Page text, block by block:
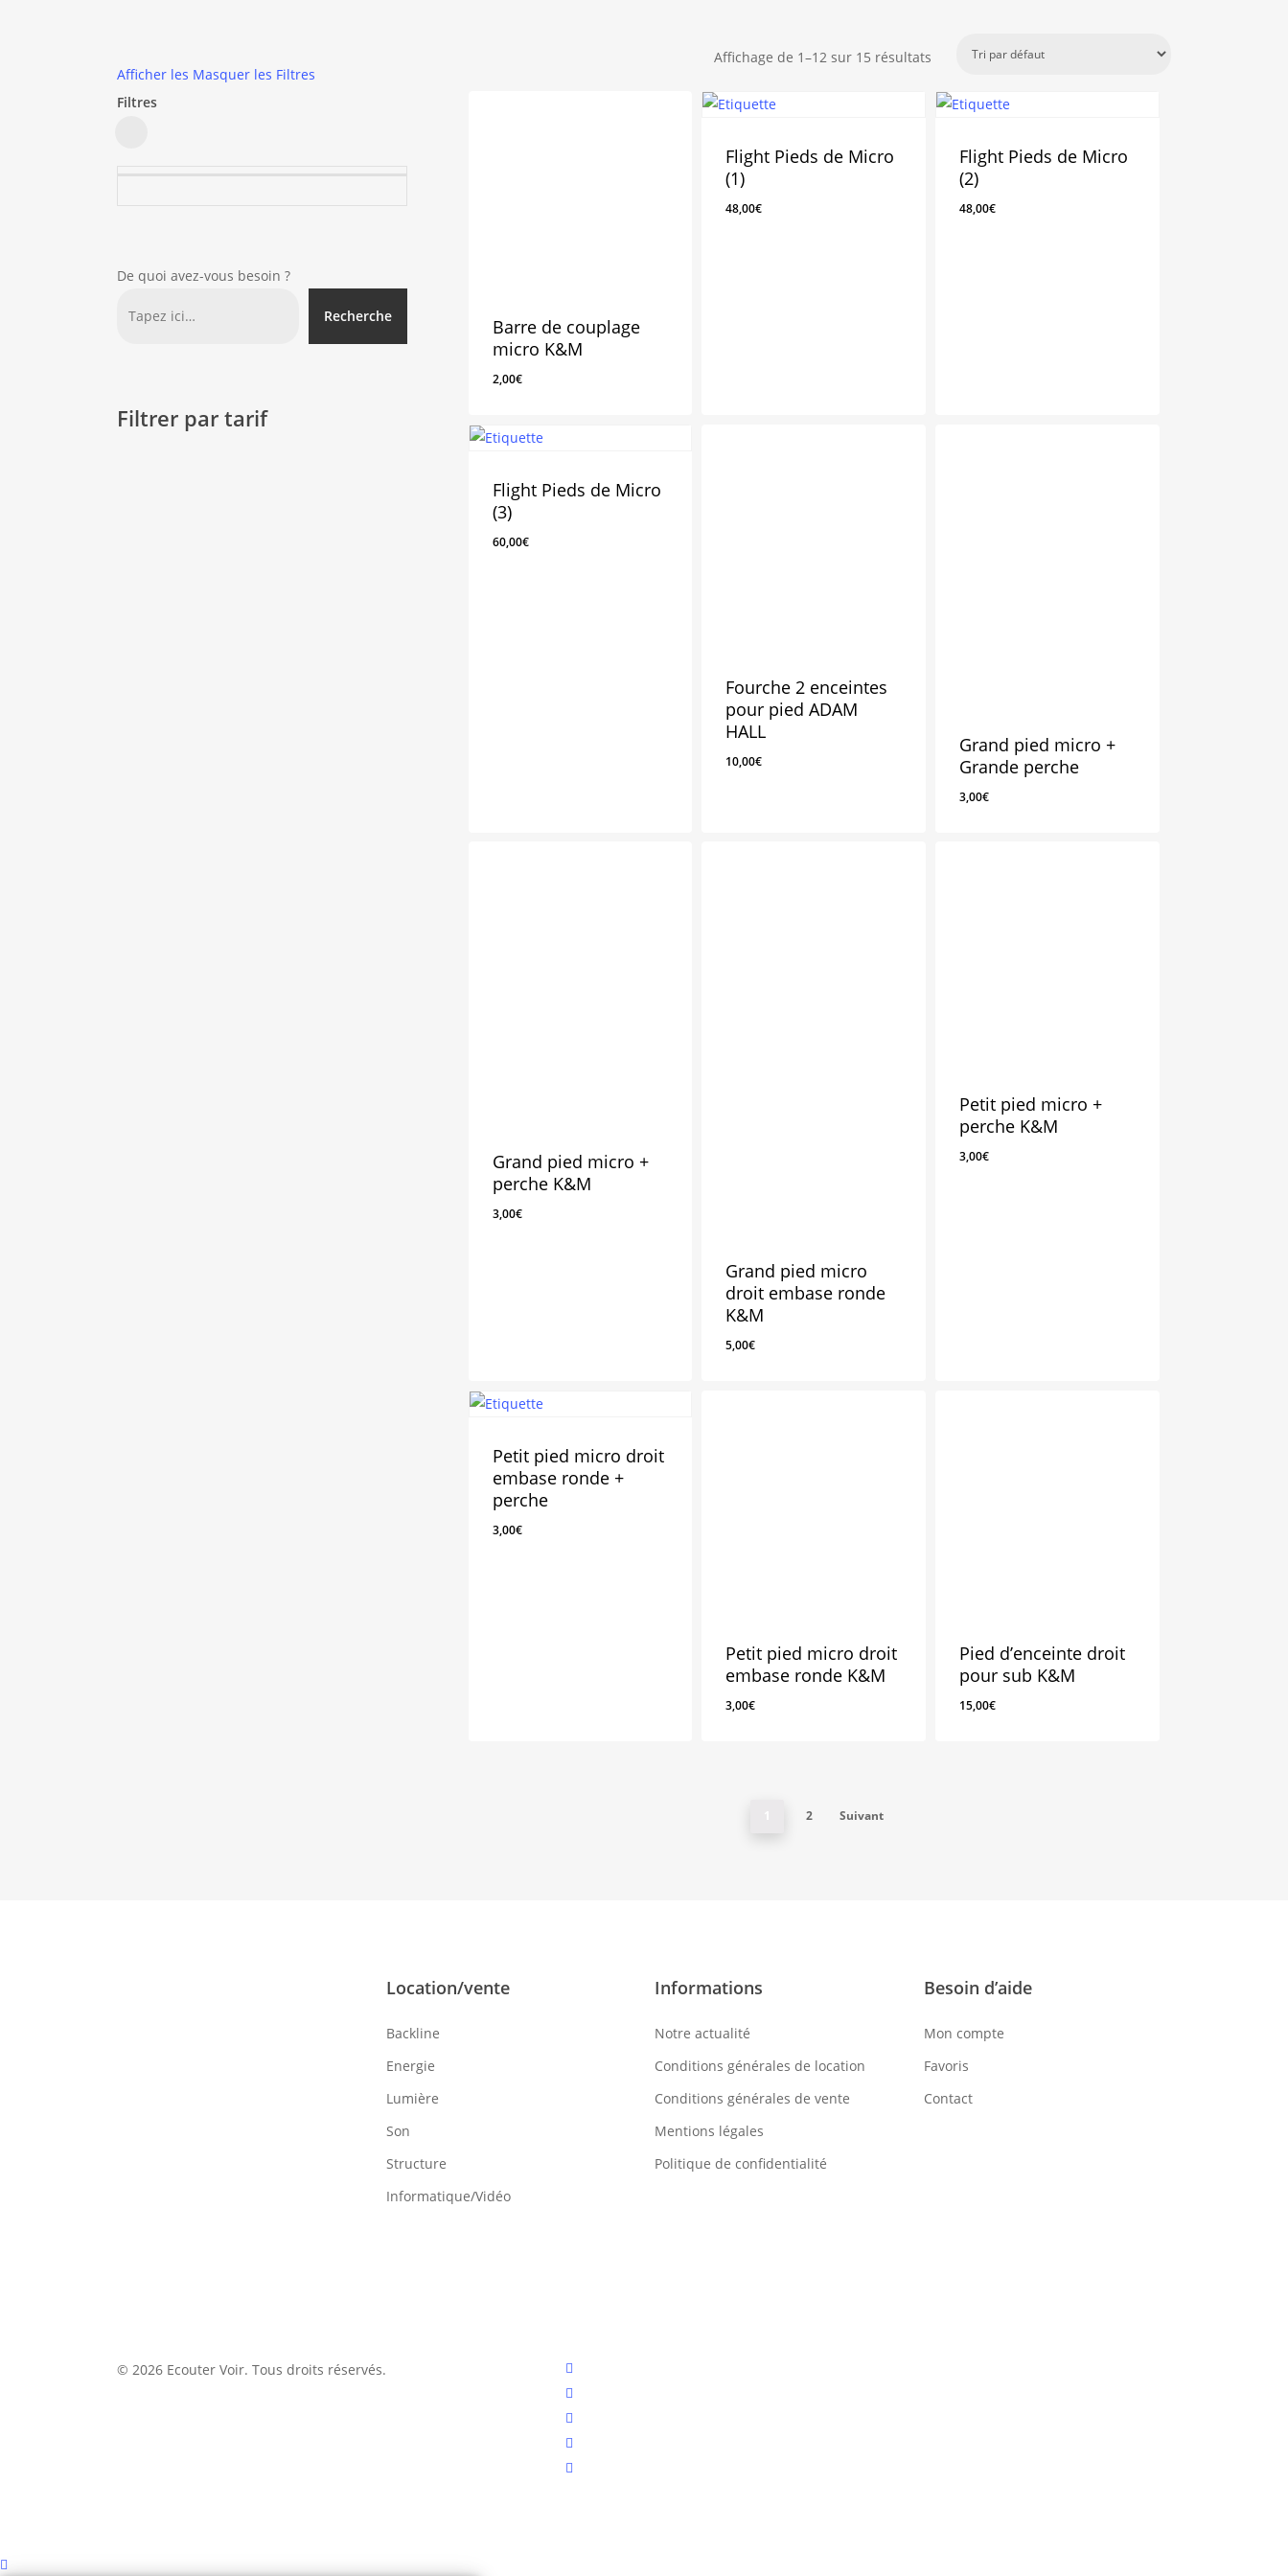
Afficher les Masquer les Filtres
Affichage de 1–12 sur 15 résultats
Filtres
De quoi avez-vous besoin ?
Recherche
Filtrer par tarif
Barre de couplage
micro K&M
2,00€
Flight Pieds de Micro
(1)
48,00€
Flight Pieds de Micro
(2)
48,00€
Flight Pieds de Micro
(3)
60,00€
Fourche 2 enceintes
pour pied ADAM
HALL
10,00€
Grand pied micro +
Grande perche
3,00€
Grand pied micro +
perche K&M
3,00€
Grand pied micro
droit embase ronde
K&M
5,00€
Petit pied micro +
perche K&M
3,00€
Petit pied micro droit
embase ronde +
perche
3,00€
Petit pied micro droit
embase ronde K&M
3,00€
Pied d’enceinte droit
pour sub K&M
15,00€
2 Suivant
Location/vente
Backline
Energie
Lumière
Son
Structure
Informatique/Vidéo
Informations
Notre actualité
Conditions générales de location
Conditions générales de vente
Mentions légales
Politique de confidentialité
Besoin d’aide
Mon compte
Favoris
Contact
© 2026 Ecouter Voir. Tous droits réservés.
facebook
linkedin
instagram
phone
email